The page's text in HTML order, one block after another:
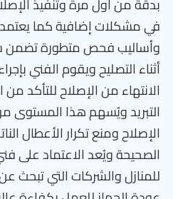
في مشكلات إضافية كما
وأساليب فحص متطورة تضمن
أثناء التصليح ويقوم الفني
الانتهاء من الإصلاح للتأكد
التبريد ويُسهم هذا
الإصلاح ومنع تكرار الأعطال
الصحيحة ويُعد الاعتماد على
للمنازل والشركات التي